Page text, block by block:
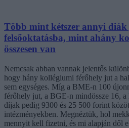
Több mint kétszer annyi
felsőoktatásba, mint ahány
összesen van
Nemcsak abban vannak jelentős
hogy hány kollégiumi férőhely jut a
sem egységes. Míg a BME-n 100
férőhely jut, a BGE-n mindössze 16,
díjak pedig 9300 és 25 500 forint
intézményekben. Megnéztük, hol
mennyit kell fizetni, és mi alapján dől